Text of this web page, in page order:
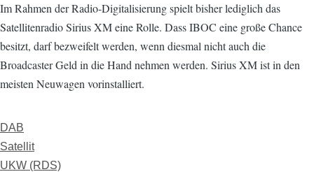
Im Rahmen der Radio-Digitalisierung spielt bisher lediglich das
Satellitenradio Sirius XM eine Rolle. Dass IBOC eine große Chance
besitzt, darf bezweifelt werden, wenn diesmal nicht auch die
Broadcaster Geld in die Hand nehmen werden. Sirius XM ist in den
meisten Neuwagen vorinstalliert.
DAB
Satellit
UKW (RDS)